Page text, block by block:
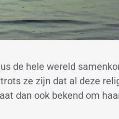
de hele wereld
ze zijn dat al deze
dan ook bekend om